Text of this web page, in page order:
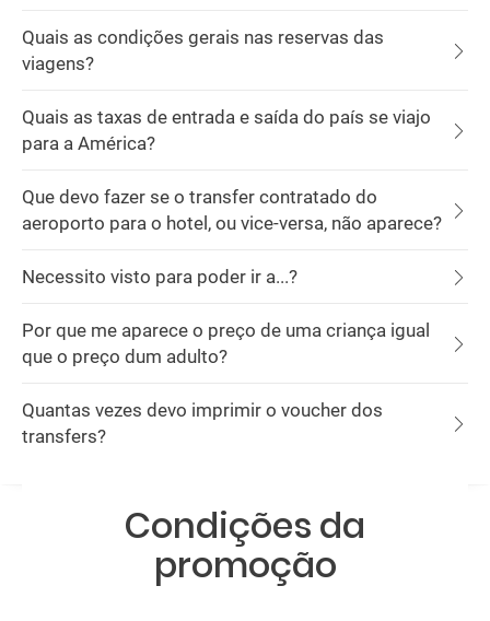
Quais as condições gerais nas reservas das
viagens?
Quais as taxas de entrada e saída do país se viajo
para a América?
Que devo fazer se o transfer contratado do
aeroporto para o hotel, ou vice-versa, não aparece?
Necessito visto para poder ir a...?
Por que me aparece o preço de uma criança igual
que o preço dum adulto?
Quantas vezes devo imprimir o voucher dos
transfers?
Condições da
promoção